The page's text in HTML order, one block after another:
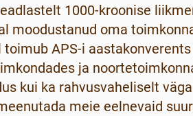
1000-kroonise
moodustanud oma
APS-i
ja
kui ka rahvusvaheliselt
meie eelnevaid